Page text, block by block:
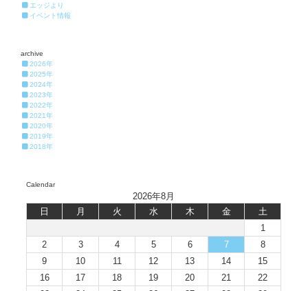
エッジより
イベント情報
archive
2026年
2025年
2024年
2023年
2022年
2021年
2020年
2019年
2018年
Calendar
2026年8月
日
月 火 水 木 金
土
1
2
3 4 5 6 7
8
9
10 11 12 13 14
15
16
17 18 19 20 21
22